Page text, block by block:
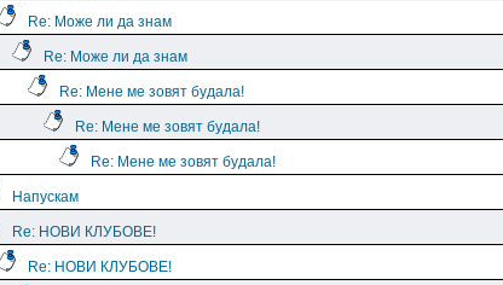
Re: Може ли да знам
Re: Може ли да знам
Re: Мене ме зовят будала!
Re: Мене ме зовят будала!
Re: Мене ме зовят будала!
Напускам
Re: НОВИ КЛУБОВЕ!
Re: НОВИ КЛУБОВЕ!